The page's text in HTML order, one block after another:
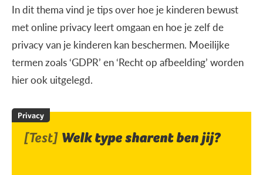
In dit thema vind je tips over hoe je kinderen bewust
met online privacy leert omgaan en hoe je zelf de
privacy van je kinderen kan beschermen. Moeilijke
termen zoals ‘GDPR’ en ‘Recht op afbeelding’ worden
hier ook uitgelegd.
Privacy
[Test] Welk type sharent ben jij?